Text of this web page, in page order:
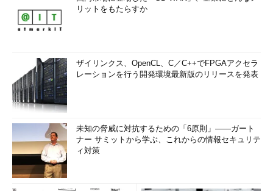
リットをもたらすか
ザイリンクス、OpenCL、C／C++でFPGAアクセラ
レーションを行う開発環境最新版のリリースを発表
未知の脅威に対抗するための「6原則」――ガート
ナー サミットから学ぶ、これからの情報セキュリテ
ィ対策